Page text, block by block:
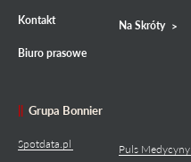
Kontakt
Biuro prasowe
Na Skróty
Grupa Bonnier
Spotdata.pl Puls Medycyny